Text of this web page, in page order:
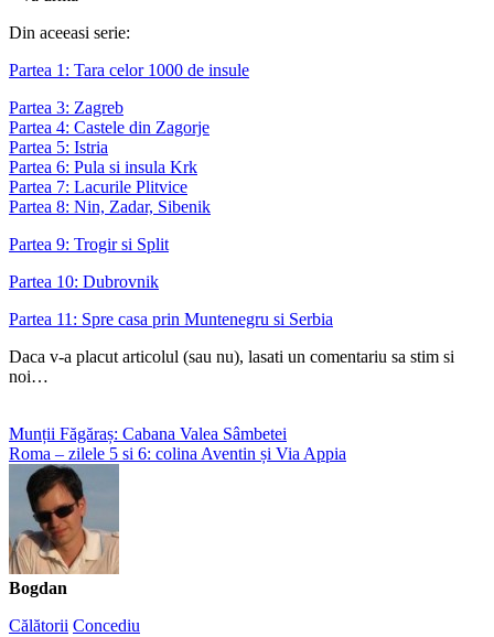
Din aceeasi serie:
Partea 1: Tara celor 1000 de insule
Partea 3: Zagreb
Partea 4: Castele din Zagorje
Partea 5: Istria
Partea 6: Pula si insula Krk
Partea 7: Lacurile Plitvice
Partea 8: Nin, Zadar, Sibenik
Partea 9: Trogir si Split
Partea 10: Dubrovnik
Partea 11: Spre casa prin Muntenegru si Serbia
Daca v-a placut articolul (sau nu), lasati un comentariu sa stim si
noi…
Munții Făgăraș: Cabana Valea Sâmbetei
Roma – zilele 5 si 6: colina Aventin și Via Appia
Bogdan
Călătorii Concediu